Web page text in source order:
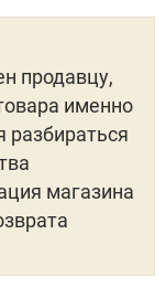
продавцу,
именно
разбираться
магазина